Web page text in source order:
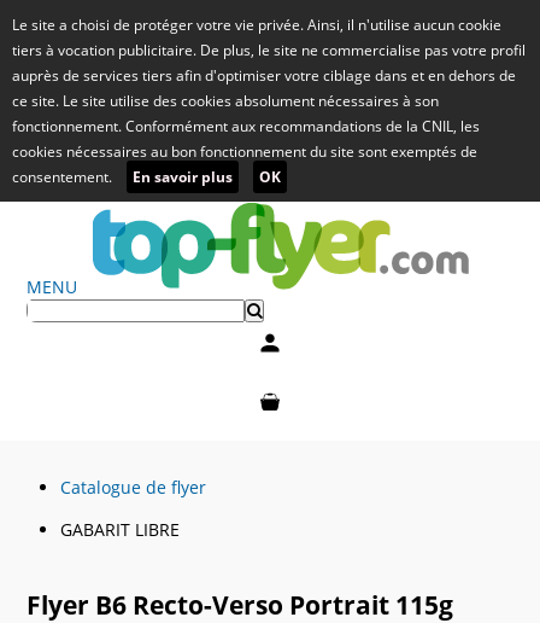
Le site a choisi de protéger votre vie privée. Ainsi, il n'utilise aucun cookie
tiers à vocation publicitaire. De plus, le site ne commercialise pas votre profil
auprès de services tiers afin d'optimiser votre ciblage dans et en dehors de
ce site. Le site utilise des cookies absolument nécessaires à son
fonctionnement. Conformément aux recommandations de la CNIL, les
cookies nécessaires au bon fonctionnement du site sont exemptés de
consentement.
En savoir plus OK
MENU
Catalogue de flyer
GABARIT LIBRE
Flyer B6 Recto-Verso Portrait 115g